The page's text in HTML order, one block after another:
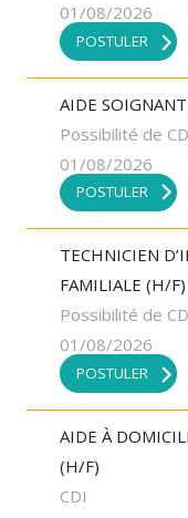
01/08/2026
POSTULER
AIDE
Possibilité de
01/08/2026
POSTULER
TECHNICIEN
FAMILIALE (H/F)
Possibilité de
01/08/2026
POSTULER
AIDE À
(H/F)
CDI